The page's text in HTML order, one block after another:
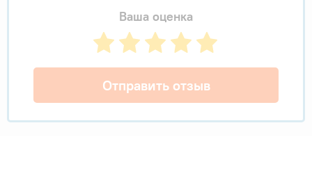
Ваша оценка
Отправить отзыв